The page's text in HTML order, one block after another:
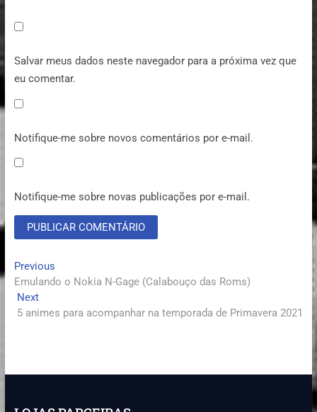
Salvar meus dados neste navegador para a próxima vez que
eu comentar.
Notifique-me sobre novos comentários por e-mail.
Notifique-me sobre novas publicações por e-mail.
Previous
Emulando o Nokia N-Gage (Calabouço das Roms)
Next
5 animes para acompanhar na temporada de Primavera 2021